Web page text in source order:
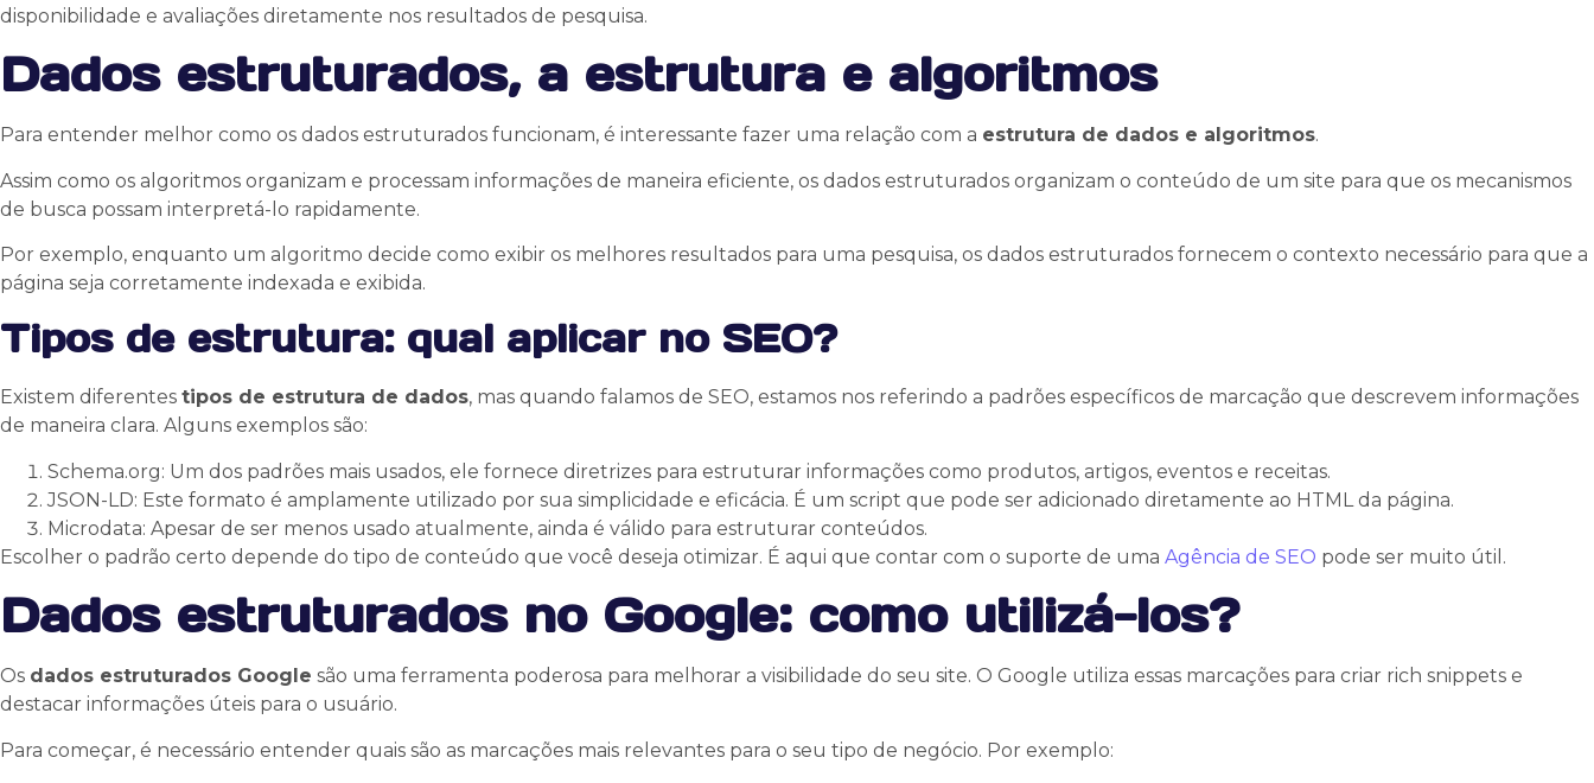
disponibilidade e avaliações diretamente nos resultados de pesquisa.
Dados estruturados, a estrutura e algoritmos
Para entender melhor como os dados estruturados funcionam, é interessante fazer uma relação com a estrutura de dados e algoritmos.
Assim como os algoritmos organizam e processam informações de maneira eficiente, os dados estruturados organizam o conteúdo de um site para que os mecanismos
de busca possam interpretá-lo rapidamente.
Por exemplo, enquanto um algoritmo decide como exibir os melhores resultados para uma pesquisa, os dados estruturados fornecem o contexto necessário para que a
página seja corretamente indexada e exibida.
Tipos de estrutura: qual aplicar no SEO?
Existem diferentes tipos de estrutura de dados, mas quando falamos de SEO, estamos nos referindo a padrões específicos de marcação que descrevem informações
de maneira clara. Alguns exemplos são:
Schema.org: Um dos padrões mais usados, ele fornece diretrizes para estruturar informações como produtos, artigos, eventos e receitas.
JSON-LD: Este formato é amplamente utilizado por sua simplicidade e eficácia. É um script que pode ser adicionado diretamente ao HTML da página.
Microdata: Apesar de ser menos usado atualmente, ainda é válido para estruturar conteúdos.
Escolher o padrão certo depende do tipo de conteúdo que você deseja otimizar. É aqui que contar com o suporte de uma Agência de SEO pode ser muito útil.
Dados estruturados no Google: como utilizá-los?
Os dados estruturados Google são uma ferramenta poderosa para melhorar a visibilidade do seu site. O Google utiliza essas marcações para criar rich snippets e
destacar informações úteis para o usuário.
Para começar, é necessário entender quais são as marcações mais relevantes para o seu tipo de negócio. Por exemplo: